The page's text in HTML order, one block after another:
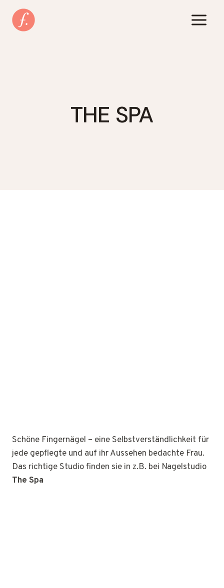
Inhalt
springen
THE SPA
Schöne Fingernägel – eine Selbstverständlichkeit für
jede gepflegte und auf ihr Aussehen bedachte Frau.
Das richtige Studio finden sie in z.B. bei Nagelstudio
The Spa